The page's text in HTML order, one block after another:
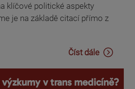
klíčové politické aspekty
je na základě citací přímo z
Číst dále
v trans medicíně?